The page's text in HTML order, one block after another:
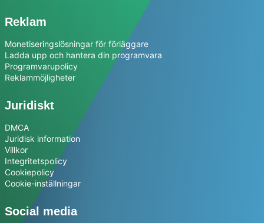
Reklam
Monetiseringslösningar för förläggare
Ladda upp och hantera din programvara
Programvarupolicy
Reklammöjligheter
Juridiskt
DMCA
Juridisk information
Villkor
Integritetspolicy
Cookiepolicy
Cookie-inställningar
Social media